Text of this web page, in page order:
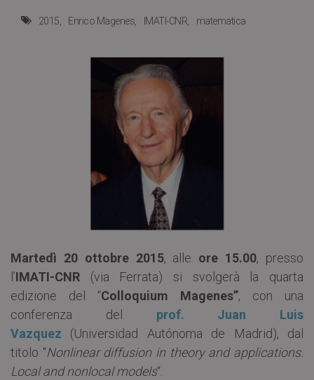
2015 Enrico Magenes IMATI-CNR matematica
Martedì 20 ottobre 2015, alle ore 15.00, presso
l’IMATI-CNR (via Ferrata) si svolgerà la quarta
edizione del “Colloquium Magenes”, con una
conferenza del prof. Juan Luis
Vazquez (Universidad Autónoma de Madrid), dal
titolo “Nonlinear diffusion in theory and applications.
Local and nonlocal models“.